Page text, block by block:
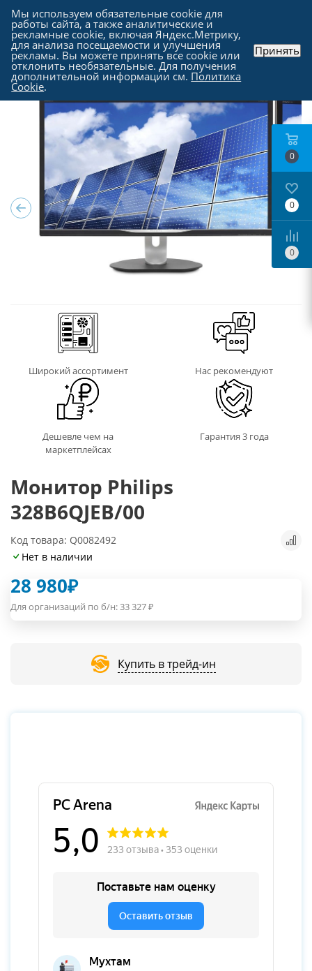
Каталог - Мониторы
Широкий ассортимент Нас рекомендуют
Дешевле чем на
маркетплейсах
Гарантия 3 года
Монитор Philips
328B6QJEB/00
Код товара: Q0082492
Нет в наличии
28 980₽
Для организаций по б/н:33 327₽
Купить в трейд-ин
0
0
0
Мы используем обязательные cookie для
работы сайта, а также аналитические и
рекламные cookie, включая Яндекс.Метрику,
для анализа посещаемости и улучшения
рекламы. Вы можете принять все cookie или
отклонить необязательные. Для получения
дополнительной информации см. Политика
Cookie.
Принять